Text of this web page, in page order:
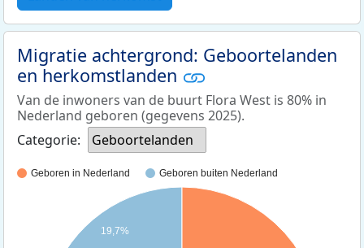
Migratie achtergrond: Geboortelanden
en herkomstlanden
Van de inwoners van de buurt Flora West is 80% in
Nederland geboren (gegevens 2025).
Categorie:
Geboortelanden
Geboren in Nederland Geboren buiten Nederland
19,7%